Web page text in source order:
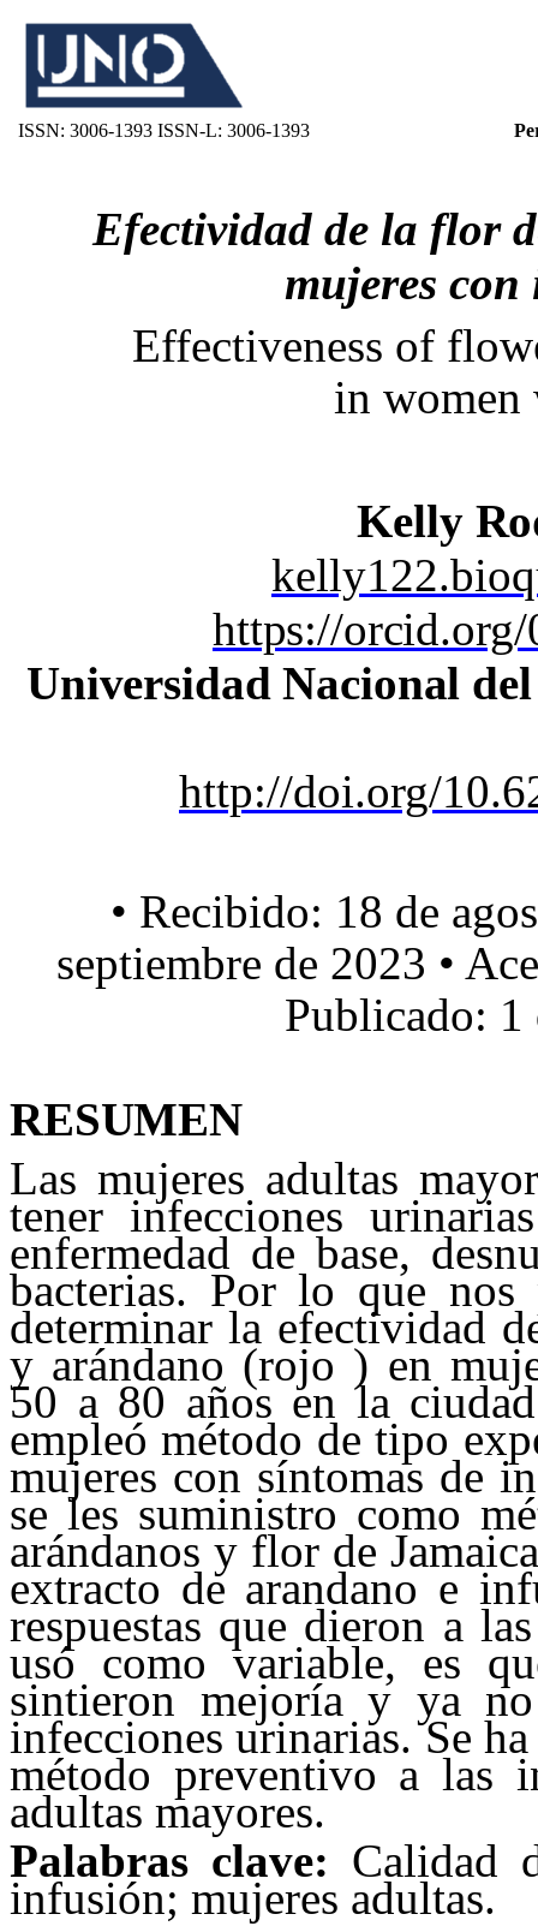
ISSN: 3006-1393 ISSN-L: 3006-1393
Efectividad de la flor
mujeres
Effectiveness of
in
Kelly
https://
Universidad Nacional
http://doi.org/
• Recibido: 18 de
septiembre de 2023 •
Publicado: 1
RESUMEN
Las mujeres adultas
tener infecciones
enfermedad de base,
bacterias. Por lo que nos
determinar la efectividad
y arándano (rojo ) en
50 a 80 años en la
empleó método de tipo
mujeres con síntomas de
se les suministro como
arándanos y flor de
extracto de arandano e
respuestas que dieron a
usó como variable, es
sintieron mejoría y ya
infecciones urinarias. Se
método preventivo a las
adultas mayores.
Palabras clave: Calidad
infusión; mujeres adultas.